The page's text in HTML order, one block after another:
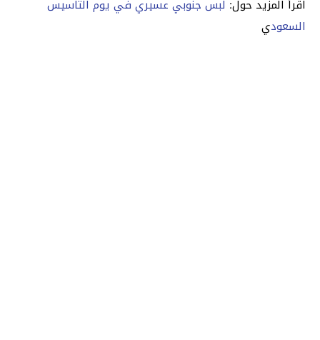
اقرأ المزيد حول: لبس جنوبي عسيري في يوم التاسيس
السعودي